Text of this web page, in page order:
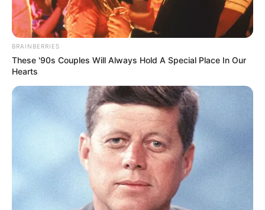
BRAINBERRIES
These '90s Couples Will Always Hold A Special Place In Our
Hearts